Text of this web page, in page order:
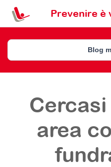
Prevenire è
Blog
area